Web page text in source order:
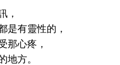
，
是有靈性的，
那心疼，
地方。